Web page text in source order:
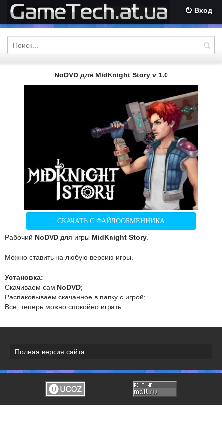
Вход
NoDVD для MidKnight Story v 1.0
СКАЧАТЬ С ФАЙЛООБМЕННИКА
Рабочий NoDVD для игры MidKnight Story
Можно ставить на любую версию игры.
Установка:
Скачиваем сам NoDVD;
Распаковываем скачанное в папку с игрой;
Все, теперь можно спокойно играть.
Полная версия сайта